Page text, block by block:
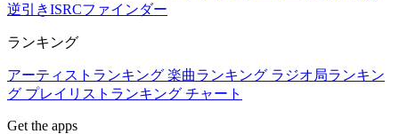
逆引きISRCファインダー
ランキング
アーティストランキング 楽曲ランキング ラジオ局ランキン
グ プレイリストランキング チャート
Get the apps